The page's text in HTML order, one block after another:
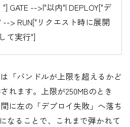
GATE -->|"以内"| DEPLOY["デ
--> RUN["リクエスト時に展開
して実行"]
「バンドルが上限を超えるかど
れます。上限が250MBのとき
に左の「デプロイ失敗」へ落ち
なることで、これまで弾かれて